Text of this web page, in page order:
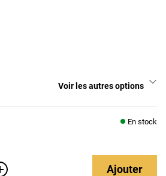
Voir les autres options
En stock
Ajouter